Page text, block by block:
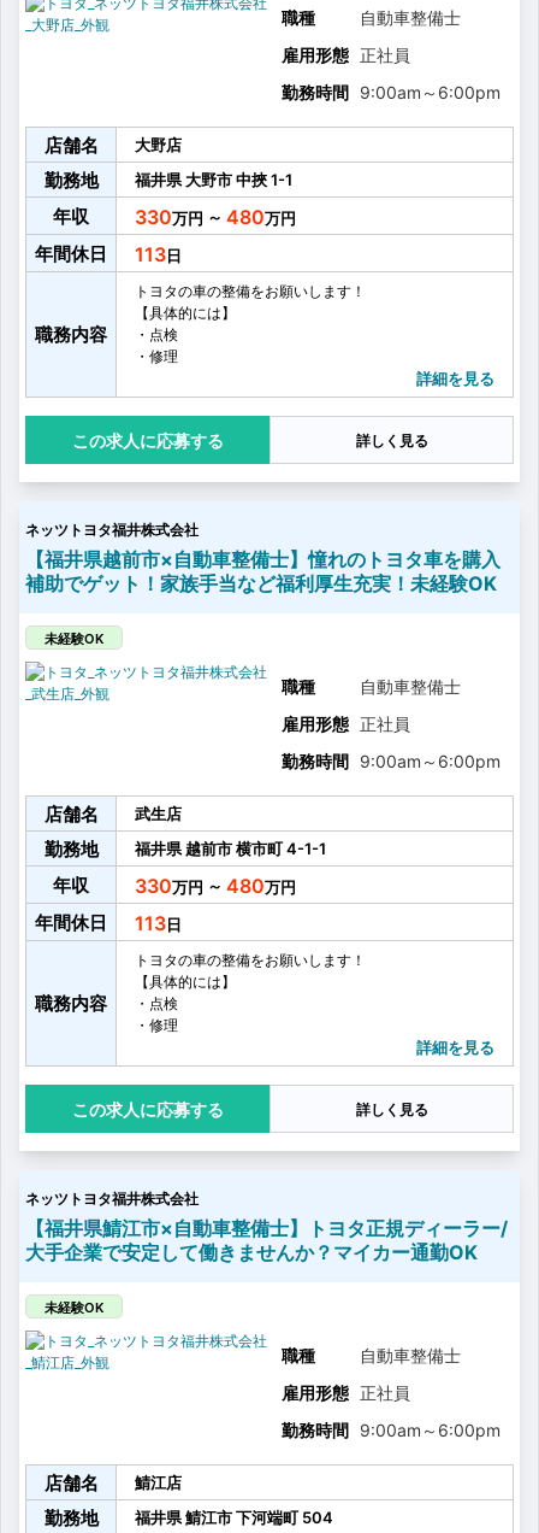
職種
自動車整備士
雇用形態 正社員
勤務時間 9:00am ～ 6:00pm
店舗名 大野店
勤務地 福井県大野市中挾1-1
年収 330 ～ 480
年間休日 113
職務内容
トヨタの車の整備をお願いします！
【具体的には】
・点検
・修理
・オイル交換
・タイヤ交換
・お客様へ整備内容のご説明
・お客様へのアフターフォロー
・その他整備業務に付随する雑務
お客さまに心から満足していただけるより良いサービ
スを提供するために、
営業、フロアアテンダント、サービスエンジニアの3部
門が日頃から積極的にコミュニケーションをとり、
詳細を見る
応募する 詳しく見る
ネッツトヨタ福井株式会社
【福井県越前市×自動車整備士】憧れのトヨタ車を購入
補助でゲット！家族手当など福利厚生充実！未経験OK
未経験OK
職種
自動車整備士
雇用形態 正社員
勤務時間 9:00am ～ 6:00pm
店舗名 武生店
勤務地 福井県越前市横市町4-1-1
年収 330 ～ 480
年間休日 113
職務内容
トヨタの車の整備をお願いします！
【具体的には】
・点検
・修理
・オイル交換
・タイヤ交換
・お客様へ整備内容のご説明
・お客様へのアフターフォロー
・その他整備業務に付随する雑務
お客さまに心から満足していただけるより良いサービ
スを提供するために、
営業、フロアアテンダント、サービスエンジニアの3部
門が日頃から積極的にコミュニケーションをとり、
詳細を見る
応募する 詳しく見る
ネッツトヨタ福井株式会社
【福井県鯖江市×自動車整備士】トヨタ正規ディーラー/
大手企業で安定して働きませんか？マイカー通勤OK
未経験OK
職種
自動車整備士
雇用形態 正社員
勤務時間 9:00am ～ 6:00pm
店舗名 鯖江店
勤務地 福井県鯖江市下河端町 504